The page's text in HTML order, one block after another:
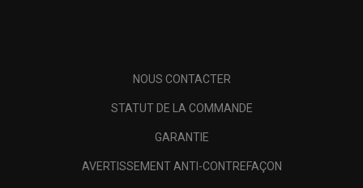
NOUS CONTACTER
STATUT DE LA COMMANDE
GARANTIE
AVERTISSEMENT ANTI-CONTREFAÇON